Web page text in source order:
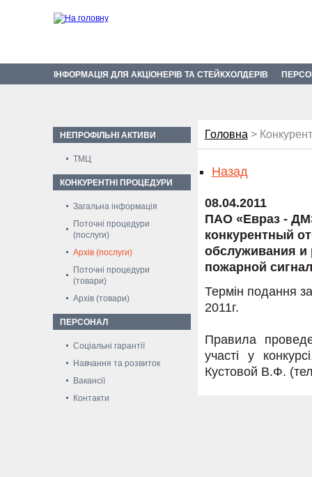
ІНФОРМАЦІЯ ДЛЯ АКЦІОНЕРІВ ТА СТЕЙКХОЛДЕРІВ
НЕПРОФІЛЬНІ АКТИВИ
ТМЦ
КОНКУРЕНТНІ ПРОЦЕДУРИ
Загальна інформація
Поточні процедури
(послуги)
Архів (послуги)
Поточні процедури
(товари)
Архів (товари)
ПЕРСОНАЛ
Соціальні гарантії
Навчання та розвиток
Вакансії
Контакти
Головна >
Назад
08.04.2011
ПАО «Евраз -
конкурентный
обслуживания и
пожарной
Термін подання
2011г.
Правила
участі у
Кустовой В.Ф.